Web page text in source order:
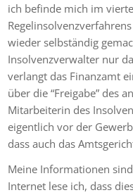
ich befinde mich im
wieder selbständig
Insolvenzverwalter nur
verlangt das Finanzamt
über die “Freigabe” des
Mitarbeiterin des
eigentlich vor der
dass auch das
Meine Informationen
Internet lese ich, dass